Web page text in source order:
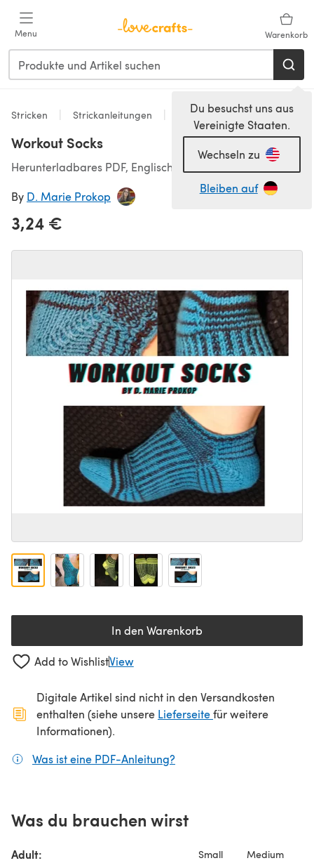
Menu Warenkorb
Du besuchst uns aus
Vereinigte Staaten.
Wechseln zu
Bleiben auf
Stricken Strickanleitungen Socken
Workout Socks
Herunterladbares PDF, Englisch
By D. Marie Prokop
3,24 €
In den Warenkorb
Add to WishlistView
Digitale Artikel sind nicht in den Versandkosten
enthalten (siehe unsere Lieferseite(öffnet sich in
für weitere
Informationen).
Was ist eine PDF-Anleitung?
Was du brauchen wirst
Adult: Small Medium